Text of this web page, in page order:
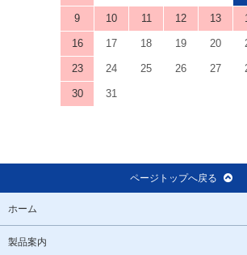
9 10 11 12 13
16 17 18 19 20
23 24 25 26 27
30
31
ページトップへ戻る
ホーム
製品案内